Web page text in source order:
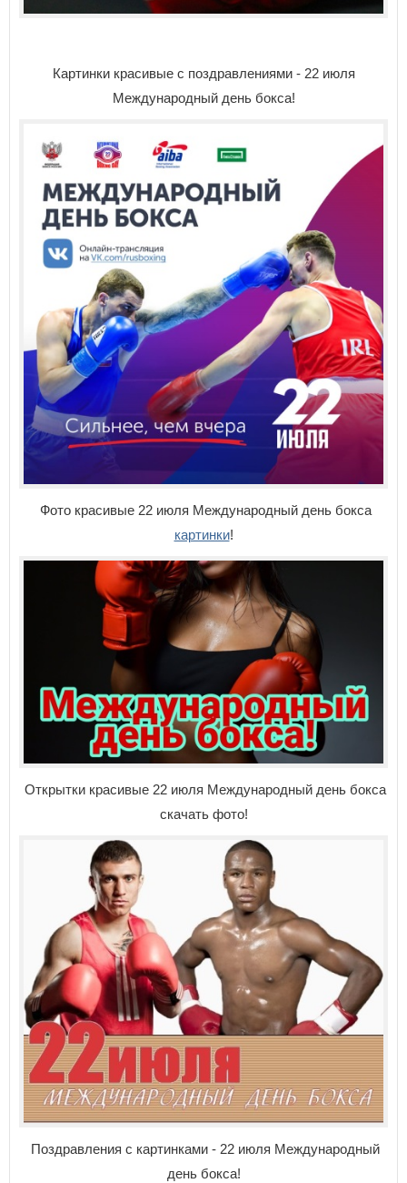
Картинки красивые с поздравлениями - 22 июля
Международный день бокса!
Фото красивые 22 июля Международный день бокса
картинки!
Открытки красивые 22 июля Международный день бокса
скачать фото!
Поздравления с картинками - 22 июля Международный
день бокса!